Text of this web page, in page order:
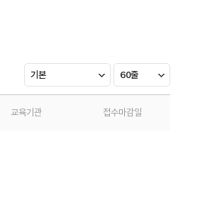
기본 60줄
교육기관 접수마감일